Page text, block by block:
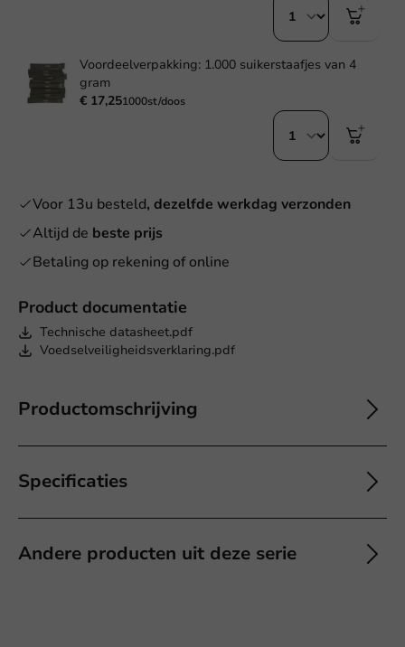
Product documentatie
Technische datasheet.pdf
Voedselveiligheidsverklaring.pdf
Productomschrijving
Specificaties
Andere producten uit deze serie
Voordeelverpakking: 1.000 suikerstaafjes van 4
gram
€ 17,251000st/doos
Voor 13u besteld, dezelfde werkdag verzonden
Altijd de beste prijs
Betaling op rekening of online